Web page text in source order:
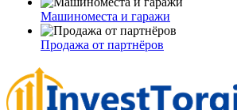
Машиноместа и гаражи
Продажа от партнёров